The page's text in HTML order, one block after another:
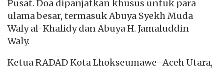
Pusat. Doa dipanjatkan khusus untuk para
ulama besar, termasuk Abuya Syekh Muda
Waly al-Khalidy dan Abuya H. Jamaluddin
Waly.
Ketua RADAD Kota Lhokseumawe–Aceh Utara,